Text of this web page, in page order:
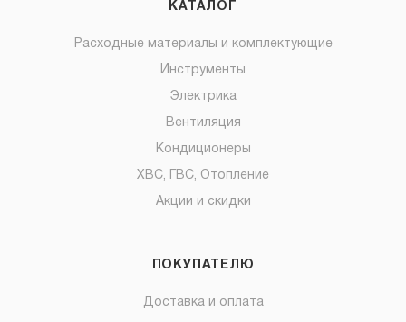
КАТАЛОГ
Расходные материалы и комплектующие
Инструменты
Электрика
Вентиляция
Кондиционеры
ХВС, ГВС, Отопление
Акции и скидки
ПОКУПАТЕЛЮ
Доставка и оплата